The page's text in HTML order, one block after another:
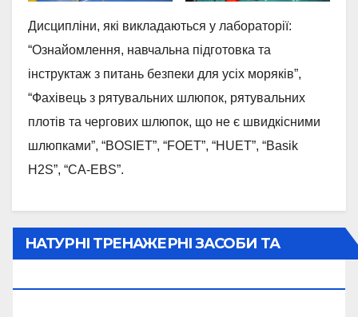
Дисципліни, які викладаються у лабораторії:
“Ознайомлення, навчальна підготовка та
інструктаж з питань безпеки для усіх моряків”,
“Фахівець з рятувальних шлюпок, рятувальних
плотів та чергових шлюпок, що не є швидкісними
шлюпками”, “BOSIET”, “FOET”, “HUET”, “Basik
H2S”, “CA-EBS”.
НАТУРНІ ТРЕНАЖЕРНІ ЗАСОБИ ТА